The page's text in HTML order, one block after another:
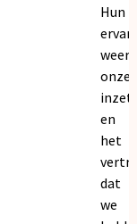
Hun
onze
inzet
en
het
dat
we